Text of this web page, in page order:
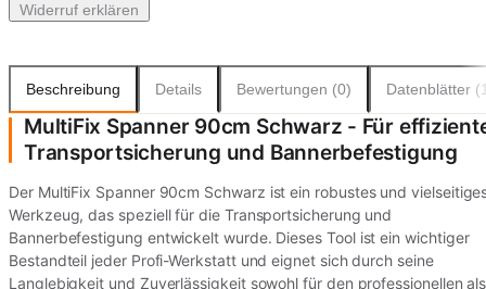
Widerruf erklären
Beschreibung Details Bewertungen (0) Datenblätter
MultiFix Spanner 90cm Schwarz - Für
Transportsicherung und Bannerbefestigung
Der MultiFix Spanner 90cm Schwarz ist ein robustes und
Werkzeug, das speziell für die Transportsicherung und
Bannerbefestigung entwickelt wurde. Dieses Tool ist ein wichtiger
Bestandteil jeder Profi-Werkstatt und eignet sich durch seine
Langlebigkeit und Zuverlässigkeit sowohl für den professionellen als